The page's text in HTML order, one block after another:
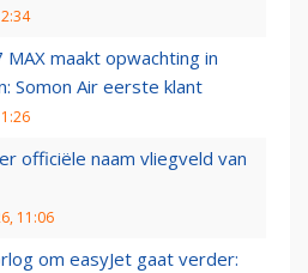
MAX maakt opwachting in
Somon Air eerste klant
officiële naam vliegveld van
11:06
om easyJet gaat verder: